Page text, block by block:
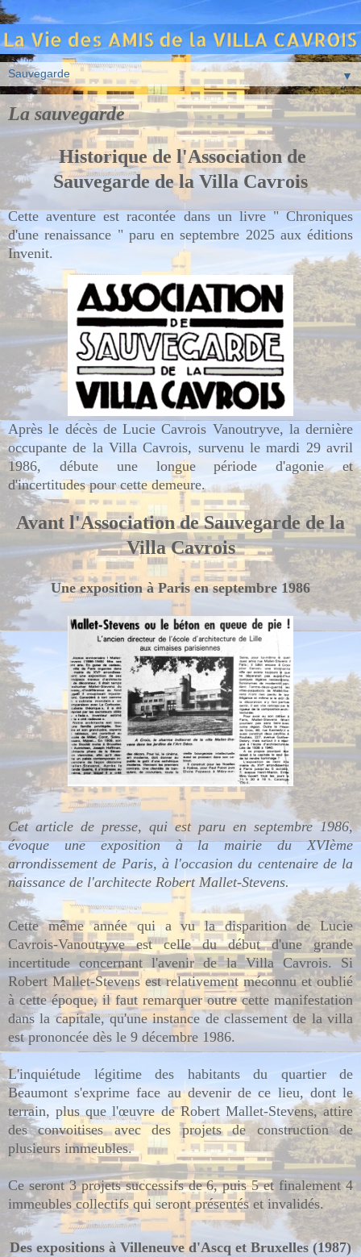
▼
La sauvegarde
Historique de l'Association de
Sauvegarde de la Villa Cavrois
Cette aventure est racontée dans un livre " Chroniques
d'une renaissance " paru en septembre 2025 aux éditions
Invenit.
Après le décès de Lucie Cavrois Vanoutryve, la dernière
occupante de la Villa Cavrois, survenu le mardi 29 avril
1986, débute une longue période d'agonie et
d'incertitudespour cette demeure.
Avant l'Association de Sauvegarde de la
Villa Cavrois
Une exposition à Paris en septembre 1986
Cet article de presse, qui est paru en septembre 1986,
évoqueune exposition à la mairie du XVIème
arrondissement de Paris, à l'occasion du centenaire de la
naissance de l'architecte Robert Mallet-Stevens.
Cette même année qui a vu la disparition de Lucie
Cavrois-Vanoutryve est celle du début d'une grande
incertitude concernant l'avenir de la Villa Cavrois. Si
Robert Mallet-Stevens est relativement méconnu et oublié
à cette époque, il faut remarquer outre cette manifestation
dans la capitale, qu'uneinstance de classement de la villa
est prononcée dès le 9 décembre 1986.
L'inquiétude légitime des habitants du quartier de
Beaumont s'exprime face au devenir de ce lieu, dont le
terrain, plus que l'œuvre de Robert Mallet-Stevens, attire
des convoitises avec des projets de construction de
plusieurs immeubles.
Ce seront 3 projets successifs de 6, puis 5 et finalement 4
immeubles collectifs qui seront présentés et invalidés.
Des expositions à Villeneuve d'Ascq et Bruxelles (1987)